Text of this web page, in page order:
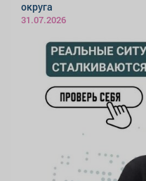
округа
31.07.2026